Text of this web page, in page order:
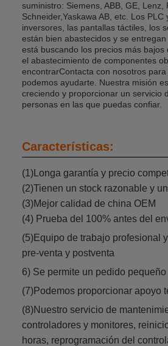
suministro: Siemens, ABB, GE, Lenz,
Schneider,Yaskawa AB, etc. Los PLC
inversores, las pantallas táctiles, los
están bien abastecidos y se
está buscando los precios más bajos
el abastecimiento de componentes
encontrarContacta con nosotros
podemos ayudarte. Nuestra misión
creciendo y proporcionar un servicio
personas en las que puedas confiar.
Características:
(1)Longa garantía y precio
(2)Tienen un stock razonable y
(3)Mejor calidad de china OEM
(4) Prueba del 100% antes del
(5)Equipo de trabajo profesional
pre-venta y postventa
6) Se permite un pedido pequeño
(7)Podemos proporcionar apoyo
(8)Nuestro servicio de
controladores y monitores,
horas, reprogramación del